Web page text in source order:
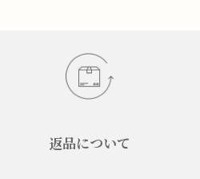
返品について